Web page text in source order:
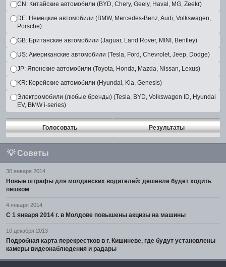
CN: Китайские автомобили (BYD, Chery, Geely, Haval, MG, Zeekr)
DE: Немецкие автомобили (BMW, Mercedes-Benz, Audi, Volkswagen,
Porsche)
GB: Британские автомобили (Jaguar, Land Rover, MINI, Bentley)
US: Американские автомобили (Tesla, Ford, Chevrolet, Jeep, Dodge)
JP: Японские автомобили (Toyota, Honda, Mazda, Nissan, Lexus)
KR: Корейские автомобили (Hyundai, Kia, Genesis)
Электромобили (любые бренды) (Tesla, BYD, Volkswagen ID, Hyundai
EV, BMW i-series)
Голосовать Результаты
💡 Советы
30 января 2014
Новые штрафы для молдавских водителей: дешевле будет ходить
пешком
4 января 2014
С 1 января 2014 г. в Молдове повышены акцизы на машины
10 декабря 2013
Подробная карта перекрестков в г. Кишиневе, где будут установлены
камеры видеонаблюдения и радары